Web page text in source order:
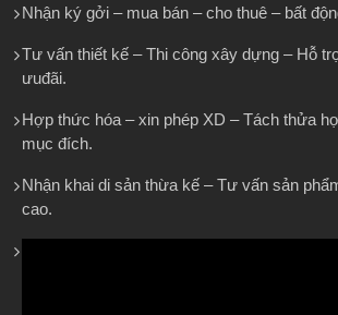
Nhận ký gởi – mua bán – cho thuê – bất
Tư vấn thiết kế – Thi công xây dựng – Hỗ
ưuđãi.
Hợp thức hóa – xin phép XD – Tách thửa
mục đích.
Nhận khai di sản thừa kế – Tư vấn sản
cao.